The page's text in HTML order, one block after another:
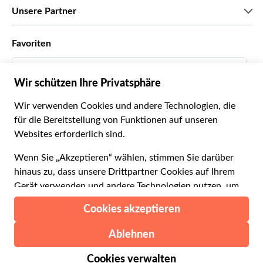
Unsere Partner
Reiseagenturen
Become a Distribution Partner
Favoriten
Italiano
Français
English UK
English US
Deutsch
Português BR
€ Euro
£ Britisches Pfund
AU$ Australischer Dollar
د.إ VAE-Dirham
Hilfe
Kontaktieren Sie uns
© 2026 Musement S.p.A.
VAT IT07978000961 - Lizenz